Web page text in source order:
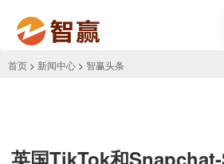
首页 > 新闻中心 > 智赢头条
英国TikTok和